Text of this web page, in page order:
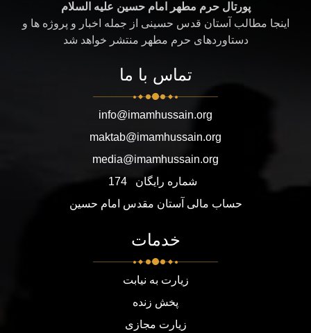
پورتال حرم مطهر امام حسین علیه السلام
اینجا مطالب آستان قدس حسینی از جمله اخبار و پروژه ها و
دستاوردهای حرم مطهر منتشر خواهد شد
تماس با ما
info@imamhussain.org
maktab@imamhussain.org
media@imamhussain.org
شماره رایگان
174
حساب مالی آستان مقدس امام حسین
خدمات
زیارت به نیابت
پخش زنده
زیارت مجازی